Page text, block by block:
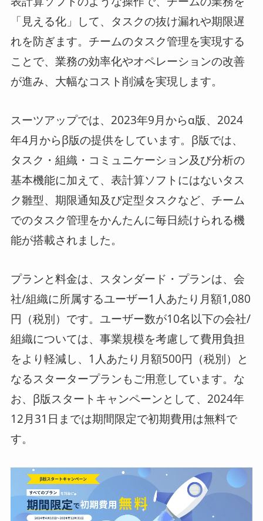
「見える化」して、タスクの抜け漏れや期限遅
れを防ぎます。チームのタスク管理を実現する
ことで、業務の効率化やオペレーションの改善
が進み、大幅なコスト削減を実現します。
スーツアップでは、2023年9月からα版、2024
年4月からβ版の提供をしています。β版では、
タスク・組織・コミュニケーション及び分析の
基本機能に加えて、表計算ソフトにはないタス
ク雛型、期限通知及び定型タスクなど、チーム
でのタスク管理をかんたんに毎日続けられる機
能が搭載されました。
プランと料金は、スタンダード・プランは、会
社/組織に所属するユーザー1人あたり月額1,080
円（税別）です。ユーザー数が10名以下の会社/
組織については、事業規模を考慮して費用負担
をより軽減し、1人あたり月額500円（税別）と
なるスタータープランもご用意しています。な
お、β版スタートキャンペーンとして、2024年
12月31日までは期間限定で初期費用は無料で
す。